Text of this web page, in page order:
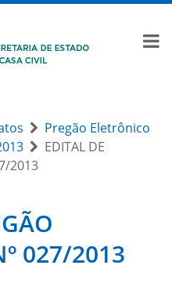
Pregão Eletrônico
EDITAL DE
2013
027/2013